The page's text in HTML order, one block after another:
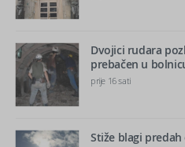
Dvojici rudara
prebačen u
prije 16 sati
Stiže blagi